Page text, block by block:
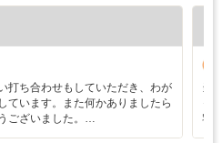
打ち合わせもしていただき、わが
ています。また何かありましたら
ございました。…
当
宅